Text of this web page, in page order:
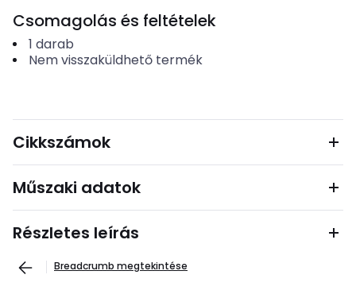
Csomagolás és feltételek
1 darab
Nem visszaküldhető termék
Cikkszámok
Műszaki adatok
Részletes leírás
Breadcrumb megtekintése